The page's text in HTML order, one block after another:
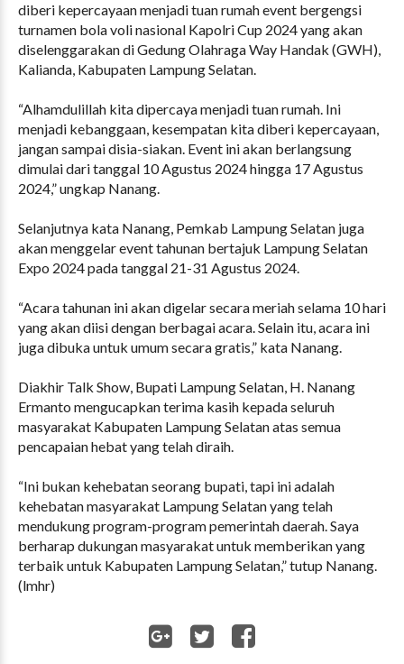
diberi kepercayaan menjadi tuan rumah event bergengsi
turnamen bola voli nasional Kapolri Cup 2024 yang akan
diselenggarakan di Gedung Olahraga Way Handak (GWH),
Kalianda, Kabupaten Lampung Selatan.
“Alhamdulillah kita dipercaya menjadi tuan rumah. Ini
menjadi kebanggaan, kesempatan kita diberi kepercayaan,
jangan sampai disia-siakan. Event ini akan berlangsung
dimulai dari tanggal 10 Agustus 2024 hingga 17 Agustus
2024,” ungkap Nanang.
Selanjutnya kata Nanang, Pemkab Lampung Selatan juga
akan menggelar event tahunan bertajuk Lampung Selatan
Expo 2024 pada tanggal 21-31 Agustus 2024.
“Acara tahunan ini akan digelar secara meriah selama 10 hari
yang akan diisi dengan berbagai acara. Selain itu, acara ini
juga dibuka untuk umum secara gratis,” kata Nanang.
Diakhir Talk Show, Bupati Lampung Selatan, H. Nanang
Ermanto mengucapkan terima kasih kepada seluruh
masyarakat Kabupaten Lampung Selatan atas semua
pencapaian hebat yang telah diraih.
“Ini bukan kehebatan seorang bupati, tapi ini adalah
kehebatan masyarakat Lampung Selatan yang telah
mendukung program-program pemerintah daerah. Saya
berharap dukungan masyarakat untuk memberikan yang
terbaik untuk Kabupaten Lampung Selatan,” tutup Nanang.
(lmhr)